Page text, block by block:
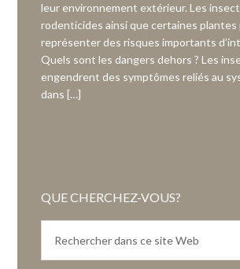
leur environnement extérieur. Les
rodenticides ainsi que certaines
représenter des risques importants
Quels sont les dangers dehors ? Les
engendrent des symptômes reliés au
dans […]
QUE CHERCHEZ-VOUS?